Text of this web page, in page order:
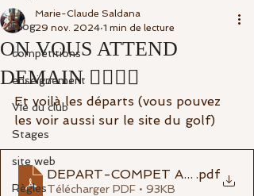
Blog
compétitions
enseignement
Vie du club
Stages
site web
Règles
ON VOUS ATTEND
DEMAIN 🏌️‍♂️🏌️‍♀️
Marie-Claude Saldana
29 nov. 2024 1 min de lecture
Et voilà les départs (vous pouvez
les voir aussi sur le site du golf)
DEPART-COMPET AS-PDF.js-
.pdf
Télécharger PDF • 93KB